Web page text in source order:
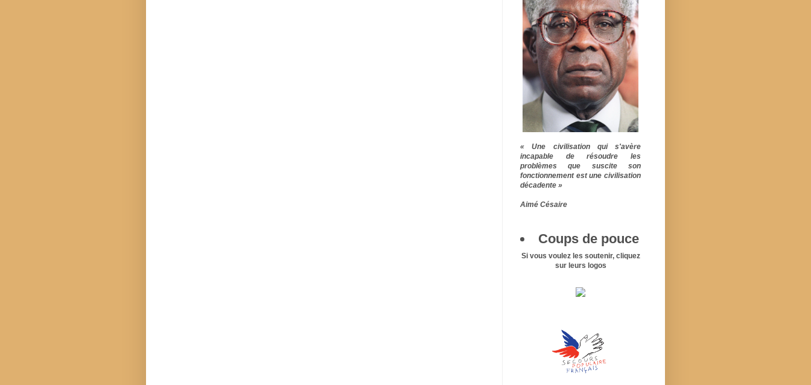
« Une civilisation qui s'avère
incapable de résoudre les
problèmes que suscite son
fonctionnement est une civilisation
décadente »
Aimé Césaire
Coups de pouce
Si vous voulez les soutenir, cliquez
sur leurs logos